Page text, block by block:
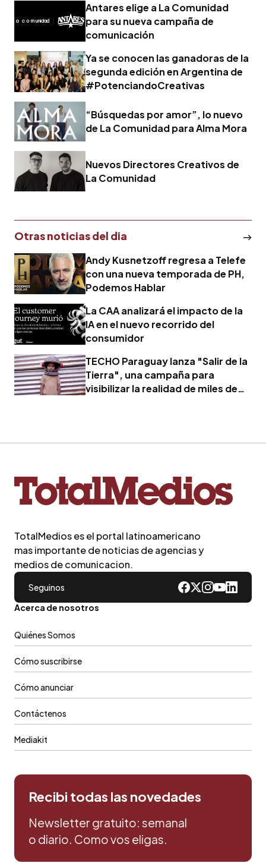
Antares elige a La Comunidad
para su nueva campaña de
comunicación
Ya se conocen las ganadoras de la
segunda edición en Argentina de
#PotenciandoCreativas
“Búsquedas por amor”, lo nuevo
de La Comunidad para Alma Mora
Nuevos Directores Creativos de
La Comunidad
Otras noticias del dia
Andy Kusnetzoff regresa a Telefe
con una nueva temporada de PH,
Podemos Hablar
La CAA analizará el impacto de la
IA en el nuevo recorrido del
consumidor
TECHO Paraguay lanza "Salir de la
Tierra", una campaña para
visibilizar la realidad de miles de
TotalMedios es el portal latinoamericano
mas importante de noticias de agencias y
medios de comunicacion.
Seguinos
Acerca de nosotros
Quiénes Somos
Cómo suscribirse
Cómo anunciar
Contáctenos
Mediakit
Recibi todas las novedades
Newsletter gratuito: semanal
o diario. Como vos eligas.